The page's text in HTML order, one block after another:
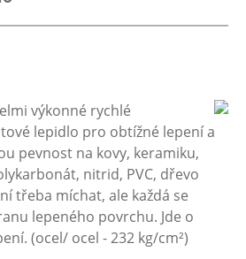
výkonné rychlé
lepidlo pro obtížné lepení a
pevnost na kovy, keramiku,
nitrid, PVC, dřevo
třeba míchat, ale každá se
lepeného povrchu. Jde o
(ocel/ ocel - 232 kg/cm²)